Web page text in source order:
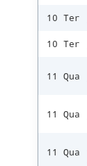
10 Ter
10 Ter
11 Qua
11 Qua
11 Qua